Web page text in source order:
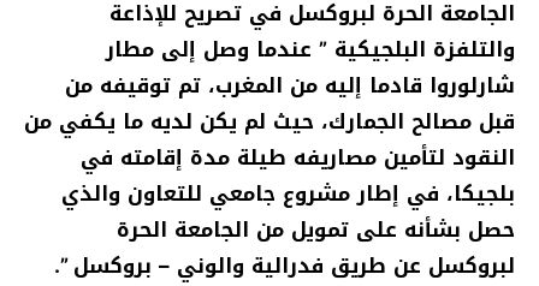
الجامعة الحرة لبروكسل في تصريح للإذاعة
والتلفزة البلجيكية ” عندما وصل إلى مطار
شارلوروا قادما إليه من المغرب، تم توقيفه من
قبل مصالح الجمارك، حيث لم يكن لديه ما يكفي من
النقود لتأمين مصاريفه طيلة مدة إقامته في
بلجيكا، في إطار مشروع جامعي للتعاون والذي
حصل بشأنه على تمويل من الجامعة الحرة
لبروكسل عن طريق فدرالية والوني – بروكسل ”.